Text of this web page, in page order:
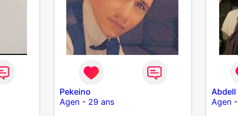
Pekeino
Agen- 29 ans
Abdell
Agen -